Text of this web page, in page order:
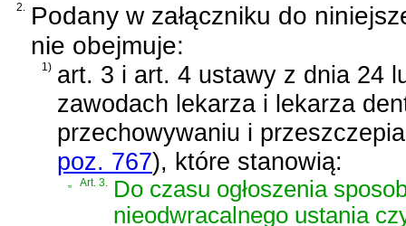
2. Podany w załączniku do
nie obejmuje:
1) art. 3 i art. 4 ustawy z dnia 24
zawodach lekarza i lekarza
przechowywaniu i
poz. 767), które stanowią:
„ Art. 3. Do czasu ogłoszenia
nieodwracalnego ustania